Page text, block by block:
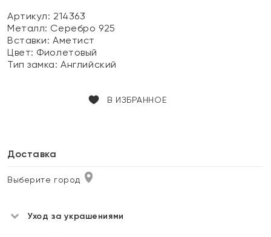
Артикул: 214363
Металл: Серебро 925
Вставки:Аметист
Цвет: Фиолетовый
Тип замка:Английский
В ИЗБРАННОЕ
Доставка
Выберите город
Уход за украшениями